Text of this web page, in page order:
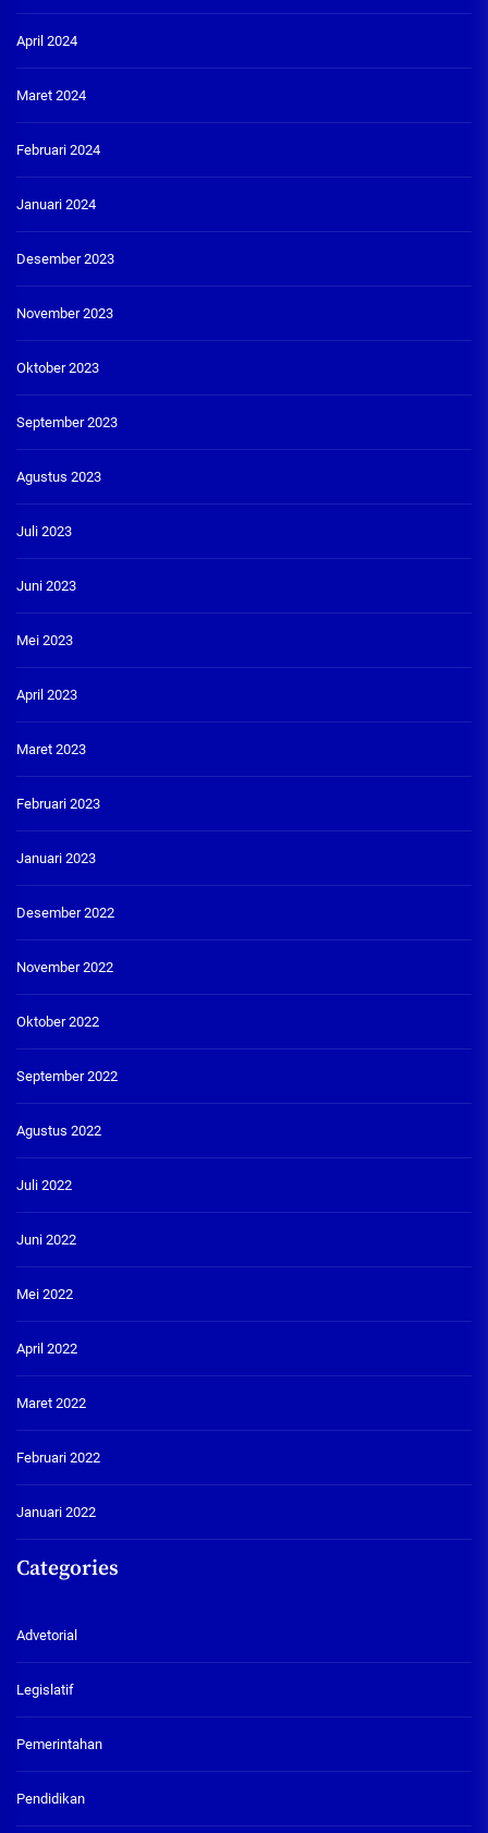
April 2024
Maret 2024
Februari 2024
Januari 2024
Desember 2023
November 2023
Oktober 2023
September 2023
Agustus 2023
Juli 2023
Juni 2023
Mei 2023
April 2023
Maret 2023
Februari 2023
Januari 2023
Desember 2022
November 2022
Oktober 2022
September 2022
Agustus 2022
Juli 2022
Juni 2022
Mei 2022
April 2022
Maret 2022
Februari 2022
Januari 2022
Categories
Advetorial
Legislatif
Pemerintahan
Pendidikan